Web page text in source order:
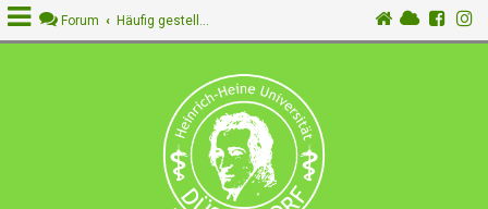
Forum Häufig gestellte Fragen